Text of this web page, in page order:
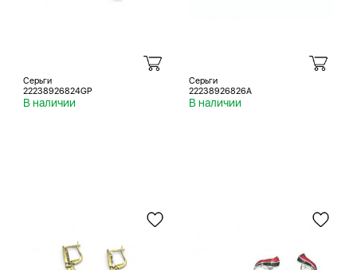
Серьги
22238926824GP
В наличии
Серьги
22238926826A
В наличии